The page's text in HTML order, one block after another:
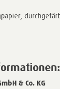
& Co. KG